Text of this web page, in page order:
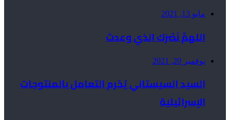
مايو 13, 2021
اللهمَّ نَصْرَك الذي وعدتَ
نوفمبر 20, 2021
السيد السيستاني يُحّرم التعامل بالمنتوجات
الإسرائيلية